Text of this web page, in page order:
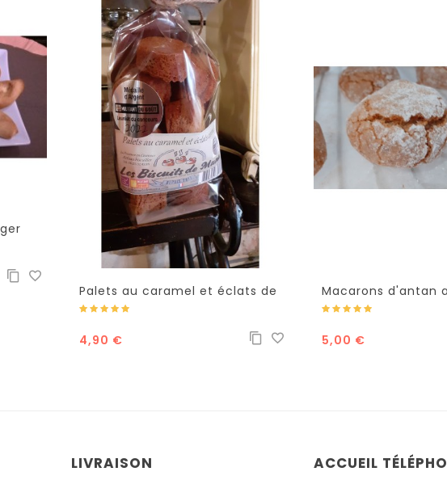
Palets au caramel et éclats de
caramel
4,90 €
Macarons d'antan
confites
5,00 €
LIVRAISON ACCUEIL